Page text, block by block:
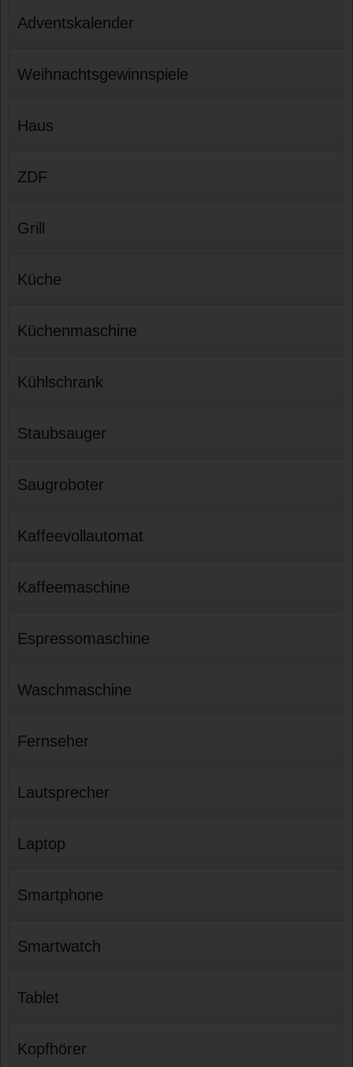
Adventskalender
Weihnachtsgewinnspiele
Haus
ZDF
Grill
Küche
Küchenmaschine
Kühlschrank
Staubsauger
Saugroboter
Kaffeevollautomat
Kaffeemaschine
Espressomaschine
Waschmaschine
Fernseher
Lautsprecher
Laptop
Smartphone
Smartwatch
Tablet
Kopfhörer